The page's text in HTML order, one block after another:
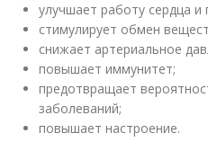
улучшает работу сердца и
стимулирует обмен
снижает артериальное
повышает иммунитет;
предотвращает
заболеваний;
повышает настроение.